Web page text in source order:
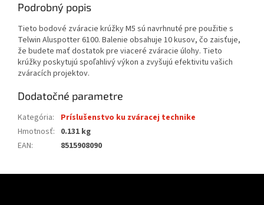
Podrobný popis
Tieto bodové zváracie krúžky M5 sú navrhnuté pre použitie s
Telwin Aluspotter 6100. Balenie obsahuje 10 kusov, čo zaisťuje,
že budete mať dostatok pre viaceré zváracie úlohy. Tieto
krúžky poskytujú spoľahlivý výkon a zvyšujú efektivitu vašich
zváracích projektov.
Dodatočné parametre
Kategória:
Príslušenstvo ku zváracej technike
Hmotnosť: 0.131 kg
EAN: 8515908090